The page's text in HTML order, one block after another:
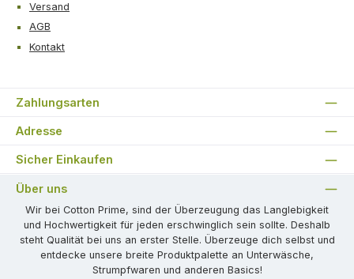
Versand
AGB
Kontakt
Zahlungsarten
Adresse
Sicher Einkaufen
Über uns
Wir bei Cotton Prime, sind der Überzeugung das Langlebigkeit
und Hochwertigkeit für jeden erschwinglich sein sollte. Deshalb
steht Qualität bei uns an erster Stelle. Überzeuge dich selbst und
entdecke unsere breite Produktpalette an Unterwäsche,
Strumpfwaren und anderen Basics!